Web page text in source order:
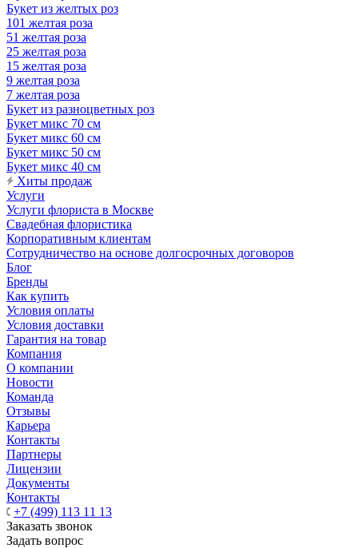
Букет из желтых роз
101 желтая роза
51 желтая роза
25 желтая роза
15 желтая роза
9 желтая роза
7 желтая роза
Букет из разноцветных роз
Букет микс 70 см
Букет микс 60 см
Букет микс 50 см
Букет микс 40 см
Хиты продаж
Услуги
Услуги флориста в Москве
Свадебная флористика
Корпоративным клиентам
Сотрудничество на основе долгосрочных договоров
Блог
Бренды
Как купить
Условия оплаты
Условия доставки
Гарантия на товар
Компания
О компании
Новости
Команда
Отзывы
Карьера
Контакты
Партнеры
Лицензии
Документы
Контакты
+7 (499) 113 11 13
Заказать звонок
Задать вопрос